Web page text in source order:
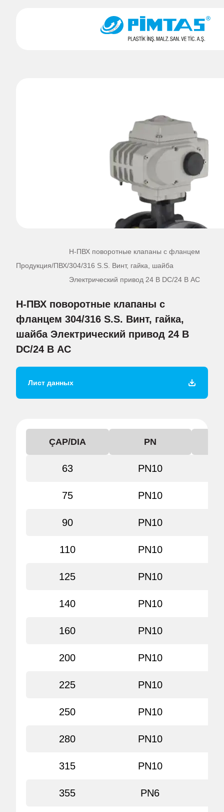
Продукция/ПВХ/
Н-ПВХ поворотные клапаны с фланцем
304/316 S.S. Винт, гайка, шайба
Электрический привод 24 В DC/24 В AC
Н-ПВХ поворотные клапаны с
фланцем 304/316 S.S. Винт, гайка,
шайба Электрический привод 24 В
DC/24 В AC
Лист данных
ÇAP/DIA PN
63 PN10
75 PN10
90 PN10
110 PN10
125 PN10
140 PN10
160 PN10
200 PN10
225 PN10
250 PN10
280 PN10
315 PN10
355 PN6